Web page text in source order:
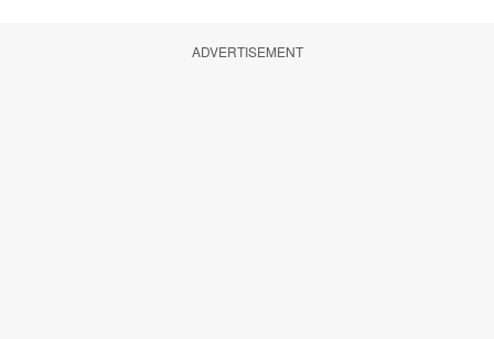
ADVERTISEMENT